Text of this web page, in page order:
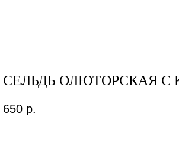
СЕЛЬДЬ ОЛЮТОРСКАЯ С
650 р.